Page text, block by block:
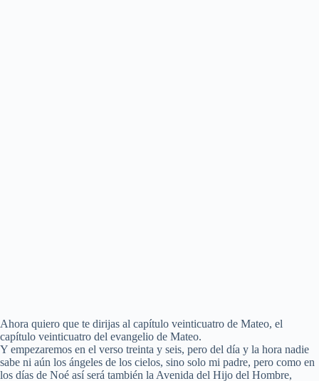
Ahora quiero que te dirijas al capítulo veinticuatro de Mateo, el
capítulo veinticuatro del evangelio de Mateo.
Y empezaremos en el verso treinta y seis, pero del día y la hora nadie
sabe ni aún los ángeles de los cielos, sino solo mi padre, pero como en
los días de Noé así será también la Avenida del Hijo del Hombre,